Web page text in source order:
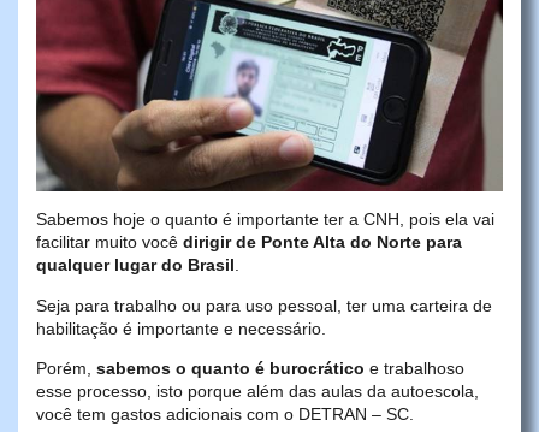
Sabemos hoje o quanto é importante ter a CNH, pois ela vai
facilitar muito você dirigir de Ponte Alta do Norte para
qualquer lugar do Brasil.
Seja para trabalho ou para uso pessoal, ter uma carteira de
habilitação é importante e necessário.
Porém, sabemos o quanto é burocrático e trabalhoso
esse processo, isto porque além das aulas da autoescola,
você tem gastos adicionais com o DETRAN – SC.